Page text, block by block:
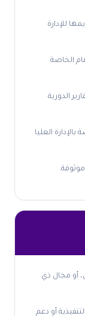
للإدارة
الخاصة
الدورية
العليا
أو مجال ذي
أو دعم